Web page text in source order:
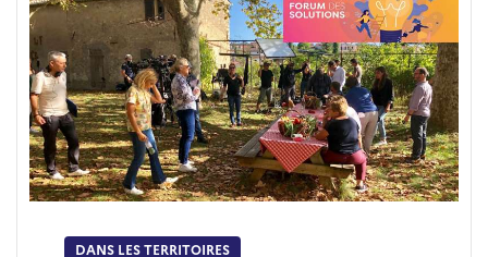
DANS LES TERRITOIRES